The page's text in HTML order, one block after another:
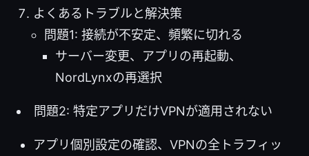
よくあるトラブルと解決策
問題1: 接続が不安定、頻繁に切れる
サーバー変更、アプリの再起動、
NordLynxの再選択
問題2: 特定アプリだけVPNが適用されない
アプリ個別設定の確認、VPNの全トラフィッ